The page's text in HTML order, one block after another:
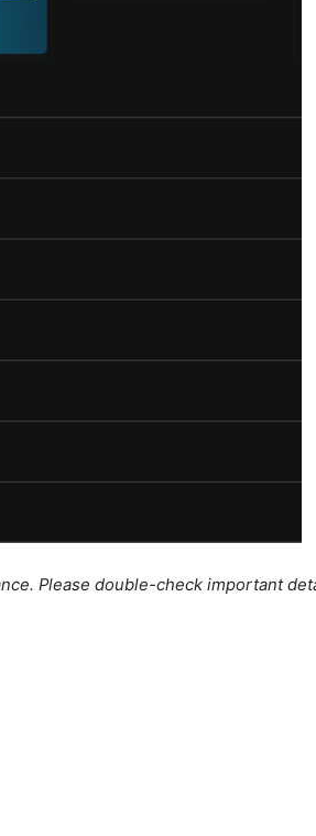
Please double-check important